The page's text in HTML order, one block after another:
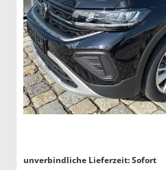
unverbindliche Lieferzeit: Sofort